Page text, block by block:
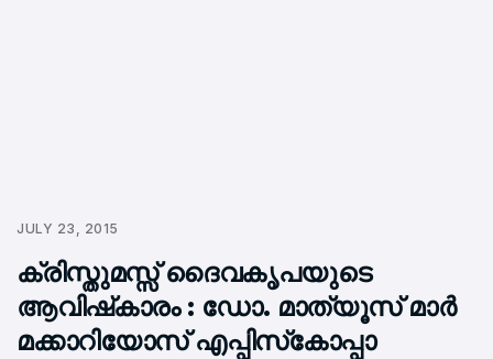
JULY 23, 2015
ക്രിസ്തുമസ്സ് ദൈവകൃപയുടെ
ആവിഷ്‌കാരം : ഡോ. മാത്യൂസ് മാര്‍
മക്കാറിയോസ് എപ്പിസ്‌കോപ്പാ